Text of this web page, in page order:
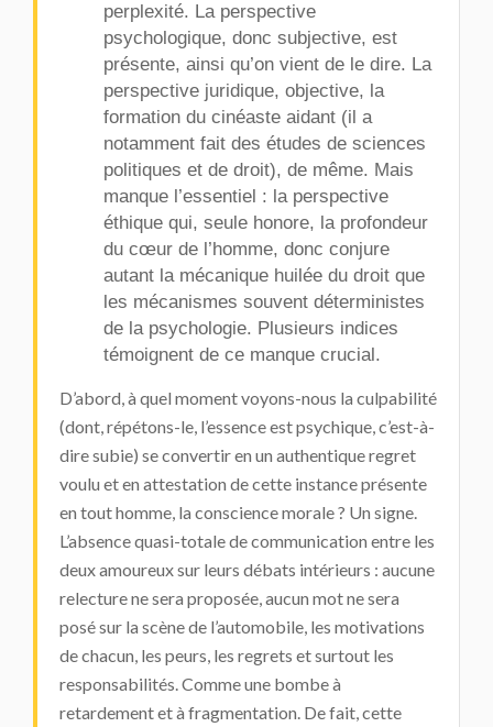
perplexité. La perspective
psychologique, donc subjective, est
présente, ainsi qu’on vient de le dire. La
perspective juridique, objective, la
formation du cinéaste aidant (il a
notamment fait des études de sciences
politiques et de droit), de même. Mais
manque l’essentiel : la perspective
éthique qui, seule honore, la profondeur
du cœur de l’homme, donc conjure
autant la mécanique huilée du droit que
les mécanismes souvent déterministes
de la psychologie. Plusieurs indices
témoignent de ce manque crucial.
D’abord, à quel moment voyons-nous la culpabilité
(dont, répétons-le, l’essence est psychique, c’est-à-
dire subie) se convertir en un authentique regret
voulu et en attestation de cette instance présente
en tout homme, la conscience morale ? Un signe.
L’absence quasi-totale de communication entre les
deux amoureux sur leurs débats intérieurs : aucune
relecture ne sera proposée, aucun mot ne sera
posé sur la scène de l’automobile, les motivations
de chacun, les peurs, les regrets et surtout les
responsabilités. Comme une bombe à
retardement et à fragmentation. De fait, cette